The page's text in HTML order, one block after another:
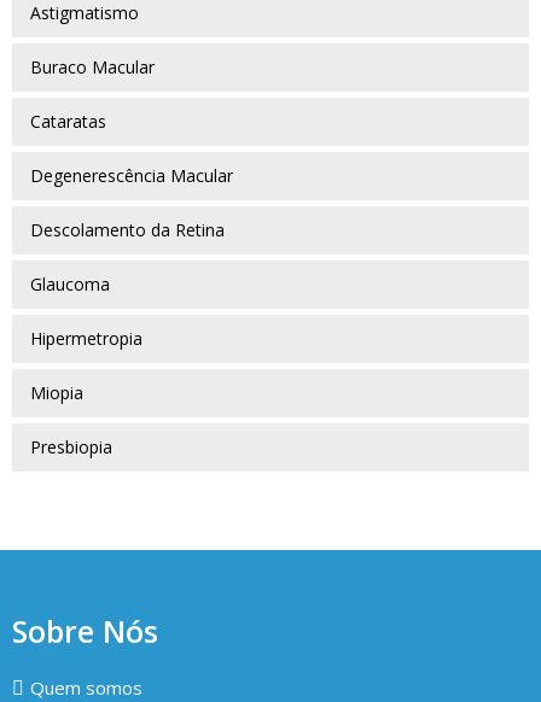
Astigmatismo
Buraco Macular
Cataratas
Degenerescência Macular
Descolamento da Retina
Glaucoma
Hipermetropia
Miopia
Presbiopia
Sobre Nós
Quem somos